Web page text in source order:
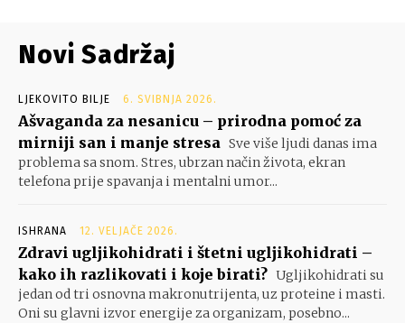
Novi Sadržaj
LJEKOVITO BILJE 6. SVIBNJA 2026.
Ašvaganda za nesanicu – prirodna pomoć za
mirniji san i manje stresa Sve više ljudi danas ima
problema sa snom. Stres, ubrzan način života, ekran
telefona prije spavanja i mentalni umor...
ISHRANA 12. VELJAČE 2026.
Zdravi ugljikohidrati i štetni ugljikohidrati –
kako ih razlikovati i koje birati? Ugljikohidrati su
jedan od tri osnovna makronutrijenta, uz proteine i masti.
Oni su glavni izvor energije za organizam, posebno...